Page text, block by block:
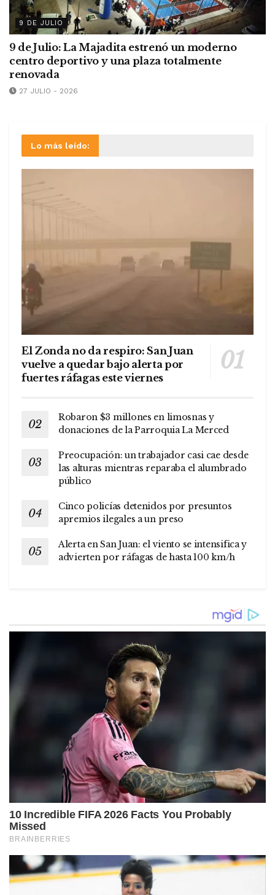
9 DE JULIO
9 de Julio: La Majadita estrenó un moderno
centro deportivo y una plaza totalmente
renovada
27 JULIO - 2026
Lo más leído:
El Zonda no da respiro: San Juan
vuelve a quedar bajo alerta por
fuertes ráfagas este viernes
Robaron $3 millones en limosnas y
donaciones de la Parroquia La Merced
Preocupación: un trabajador casi cae desde
las alturas mientras reparaba el alumbrado
público
Cinco policías detenidos por presuntos
apremios ilegales a un preso
Alerta en San Juan: el viento se intensifica y
advierten por ráfagas de hasta 100 km/h